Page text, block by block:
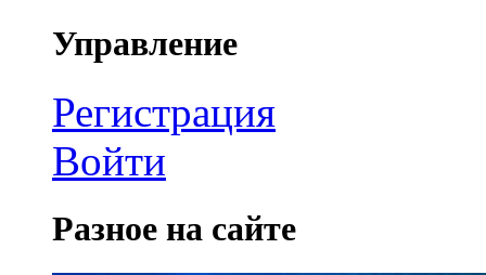
Управление
Регистрация
Войти
Разное на сайте